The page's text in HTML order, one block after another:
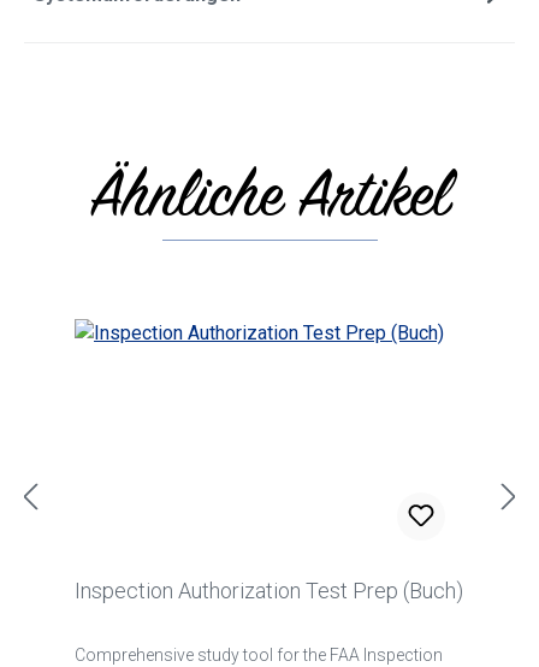
Produktgalerie überspringen
Ähnliche Artikel
Inspection Authorization Test Prep (Buch)
Comprehensive study tool for the FAA Inspection